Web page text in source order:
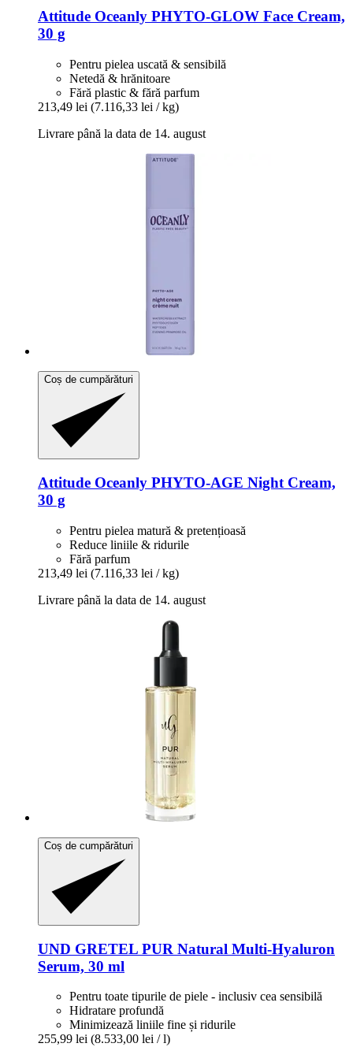
Attitude Oceanly PHYTO-​GLOW Face Cream,
30 g
Pentru pielea uscată & sensibilă
Netedă & hrănitoare
Fără plastic & fără parfum
213,49 lei (7.116,33 lei / kg)
Livrare până la data de 14. august
Coș de cumpărături
Attitude Oceanly PHYTO-​AGE Night Cream,
30 g
Pentru pielea matură & pretențioasă
Reduce liniile & ridurile
Fără parfum
213,49 lei (7.116,33 lei / kg)
Livrare până la data de 14. august
Coș de cumpărături
UND GRETEL PUR Natural Multi-​Hyaluron
Serum, 30 ml
Pentru toate tipurile de piele - inclusiv cea sensibilă
Hidratare profundă
Minimizează liniile fine și ridurile
255,99 lei (8.533,00 lei / l)